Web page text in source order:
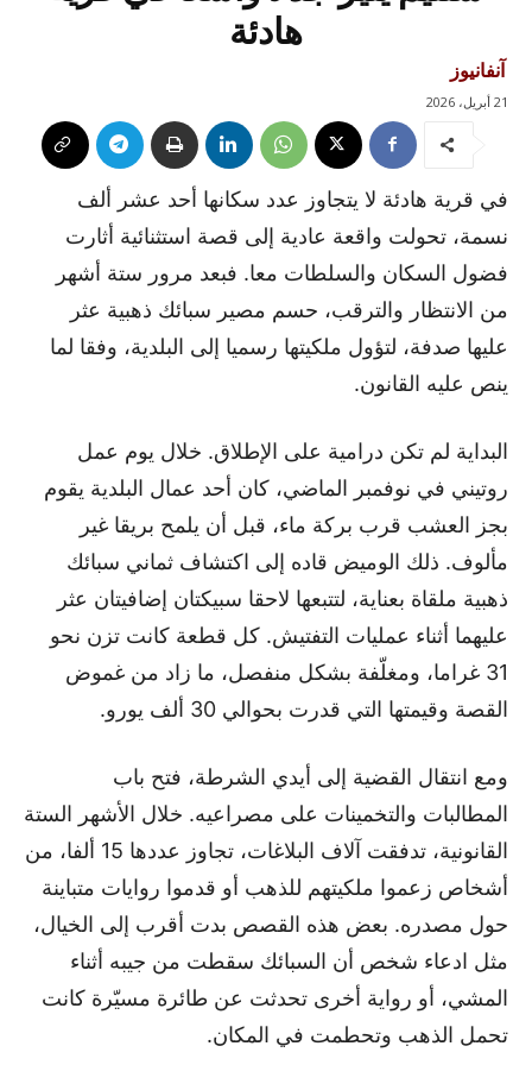
هادئة
آنفانيوز
21 أبريل، 2026
في قرية هادئة لا يتجاوز عدد سكانها أحد عشر ألف
نسمة، تحولت واقعة عادية إلى قصة استثنائية أثارت
فضول السكان والسلطات معا. فبعد مرور ستة أشهر
من الانتظار والترقب، حسم مصير سبائك ذهبية عثر
عليها صدفة، لتؤول ملكيتها رسميا إلى البلدية، وفقا لما
ينص عليه القانون.
البداية لم تكن درامية على الإطلاق. خلال يوم عمل
روتيني في نوفمبر الماضي، كان أحد عمال البلدية يقوم
بجز العشب قرب بركة ماء، قبل أن يلمح بريقا غير
مألوف. ذلك الوميض قاده إلى اكتشاف ثماني سبائك
ذهبية ملقاة بعناية، لتتبعها لاحقا سبيكتان إضافيتان عثر
عليهما أثناء عمليات التفتيش. كل قطعة كانت تزن نحو
31 غراما، ومغلّفة بشكل منفصل، ما زاد من غموض
القصة وقيمتها التي قدرت بحوالي 30 ألف يورو.
ومع انتقال القضية إلى أيدي الشرطة، فتح باب
المطالبات والتخمينات على مصراعيه. خلال الأشهر الستة
القانونية، تدفقت آلاف البلاغات، تجاوز عددها 15 ألفا، من
أشخاص زعموا ملكيتهم للذهب أو قدموا روايات متباينة
حول مصدره. بعض هذه القصص بدت أقرب إلى الخيال،
مثل ادعاء شخص أن السبائك سقطت من جيبه أثناء
المشي، أو رواية أخرى تحدثت عن طائرة مسيّرة كانت
تحمل الذهب وتحطمت في المكان.